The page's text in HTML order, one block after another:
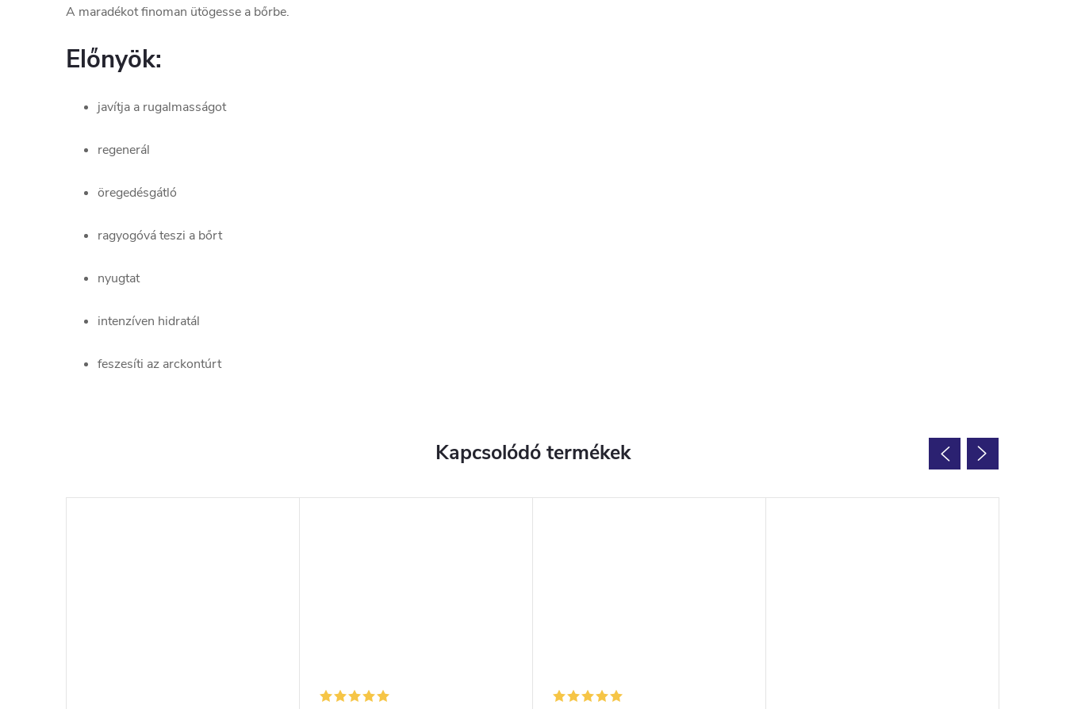
A maradékot finoman ütögesse a bőrbe.
Előnyök:
javítja a rugalmasságot
regenerál
öregedésgátló
ragyogóvá teszi a bőrt
nyugtat
intenzíven hidratál
feszesíti az arckontúrt
Kapcsolódó termékek